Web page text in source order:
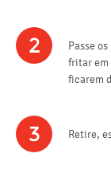
2
Passe
fritar em
ficarem
3 Retire,